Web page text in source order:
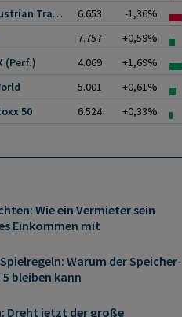
ATX (Austrian Traded.
6.653
-1,36%
7.757
+0,59%
(Perf.)
4.069
+1,69%
5.001
+0,61%
50
6.524 +0,33%
Wie ein Vermieter sein
Einkommen mit
Warum der Speicher-
bleiben kann
Dreht jetzt der große